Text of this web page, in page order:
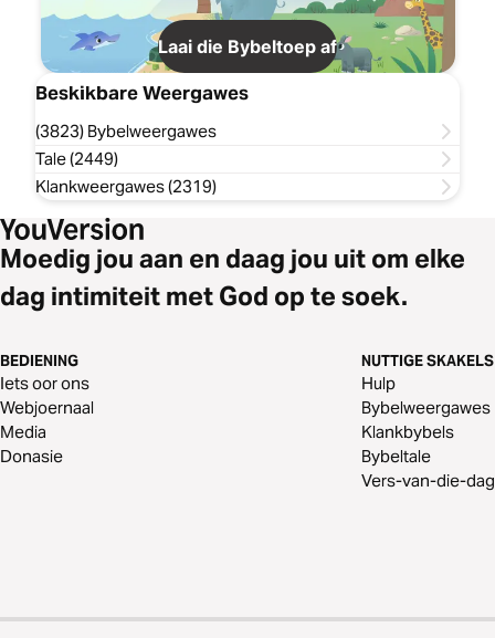
Laai die Bybeltoep af
Beskikbare Weergawes
(3823) Bybelweergawes
Tale (2449)
Klankweergawes (2319)
Moedig jou aan en daag jou uit om elke
dag intimiteit met God op te soek.
BEDIENING
Iets oor ons
Webjoernaal
Media
Donasie
NUTTIGE SKAKELS
Hulp
Bybelweergawes
Klankbybels
Bybeltale
Vers-van-die-dag